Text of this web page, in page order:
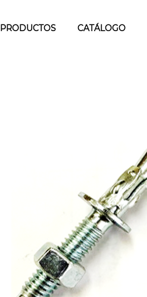
PRODUCTOS CATÁLOGO